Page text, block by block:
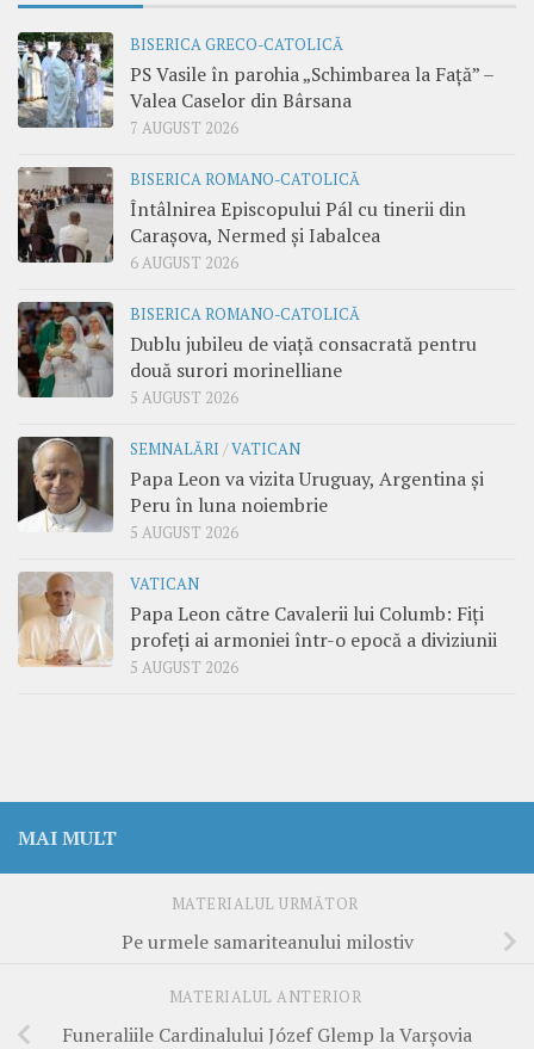
BISERICA GRECO-CATOLICĂ
PS Vasile în parohia „Schimbarea la Față” –
Valea Caselor din Bârsana
7 AUGUST 2026
BISERICA ROMANO-CATOLICĂ
Întâlnirea Episcopului Pál cu tinerii din
Carașova, Nermed și Iabalcea
6 AUGUST 2026
BISERICA ROMANO-CATOLICĂ
Dublu jubileu de viață consacrată pentru
două surori morinelliane
5 AUGUST 2026
SEMNALĂRI /VATICAN
Papa Leon va vizita Uruguay, Argentina și
Peru în luna noiembrie
5 AUGUST 2026
VATICAN
Papa Leon către Cavalerii lui Columb: Fiți
profeți ai armoniei într-o epocă a diviziunii
5 AUGUST 2026
MAI MULT
MATERIALUL URMĂTOR
Pe urmele samariteanului milostiv
MATERIALUL ANTERIOR
Funeraliile Cardinalului Józef Glemp la Varşovia